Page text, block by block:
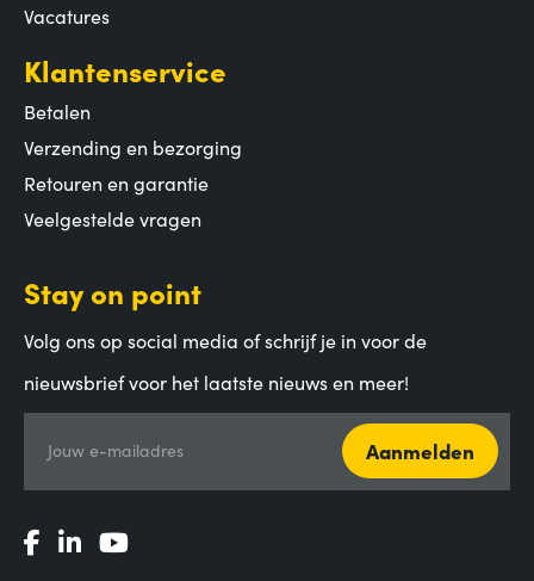
Vacatures
Klantenservice
Betalen
Verzending en bezorging
Retouren en garantie
Veelgestelde vragen
Stay on point
Volg ons op social media of schrijf je in voor de
nieuwsbrief voor het laatste nieuws en meer!
Jouw e-mailadres Aanmelden